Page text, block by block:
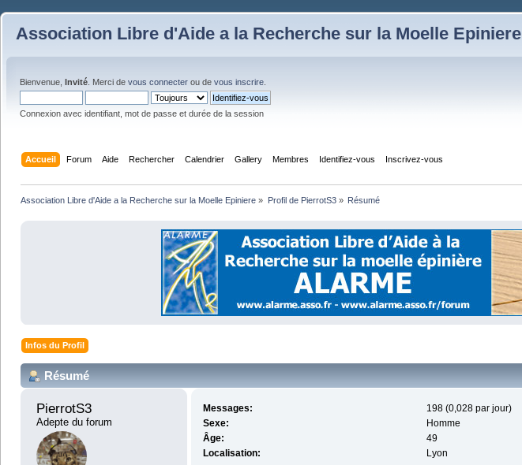
Association Libre d'Aide a la Recherche sur la Moelle Epiniere
Bienvenue, Invité . Merci de vous connecter ou de vous inscrire
Connexion avec identifiant, mot de passe et durée de la session
Accueil Forum Aide Rechercher Calendrier Gallery Membres Identifiez-vous Inscrivez-vous
Association Libre d'Aide a la Recherche sur la Moelle Epiniere » Profil de PierrotS3» Résumé
Infos du Profil
Résumé
PierrotS3
Adepte du forum
Messages:
198 (0,028 par jour)
Sexe:
Homme
Âge:
49
Localisation:
Lyon